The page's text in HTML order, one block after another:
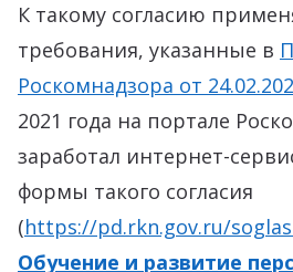
К такому согласию
требования, указанные в
Роскомнадзора от
2021 года на портале
заработал интернет-
формы такого согласия
(https://pd.rkn.gov.ru/
Обучение и развитие